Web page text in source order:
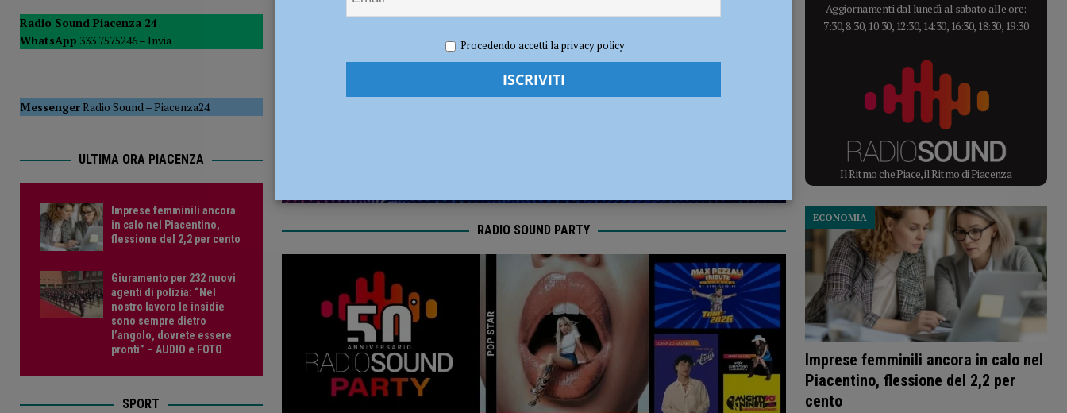
[ 5 Agosto 2026 ] Savino Orazzo è un nuovo difensore del Fiorenzuola CALCIO
Redazione FG Economia
RADIO SOUND PARTY
Radio Sound Piacenza 24
WhatsApp 333 7575246 – Invia
MessengerRadio Sound–Piacenza24
ULTIMA ORA PIACENZA
Imprese femminili ancora
in calo nel Piacentino,
flessione del 2,2 per cento
Giuramento per 232 nuovi
agenti di polizia: “Nel
nostro lavoro le insidie
sono sempre dietro
l’angolo, dovrete essere
pronti” – AUDIO e FOTO
SPORT
Aggiornamenti dal lunedì al sabato alle ore:
7:30, 8:30, 10:30, 12:30, 14:30, 16:30, 18:30, 19:30
Il Ritmo che Piace, il Ritmo di Piacenza
Imprese femminili ancora in calo nel
Piacentino, flessione del 2,2 per
cento
ECONOMIA
Procedendo accetti la privacy policy